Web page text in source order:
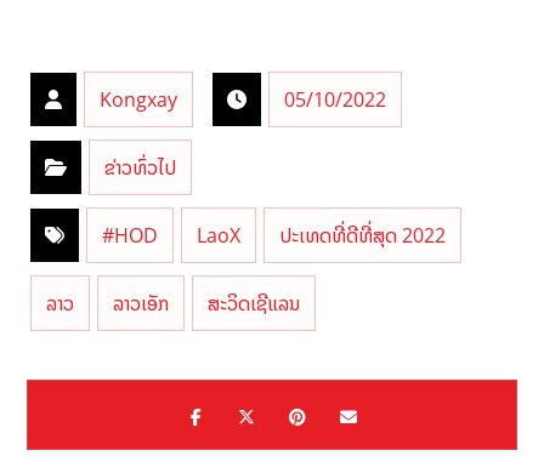
Kongxay 05/10/2022
ຂ່າວທົ່ວໄປ
#HOD LaoX ປະເທດທີ່ດີທີ່ສຸດ 2022
ລາວ ລາວເອັກ ສະວິດເຊີແລນ